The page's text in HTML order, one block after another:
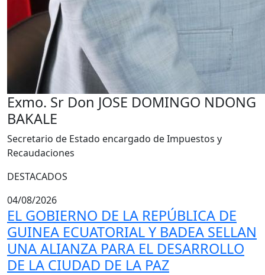
Exmo. Sr Don JOSE DOMINGO NDONG
BAKALE
Secretario de Estado encargado de Impuestos y
Recaudaciones
DESTACADOS
04/08/2026
EL GOBIERNO DE LA REPÚBLICA DE
GUINEA ECUATORIAL Y BADEA SELLAN
UNA ALIANZA PARA EL DESARROLLO
DE LA CIUDAD DE LA PAZ